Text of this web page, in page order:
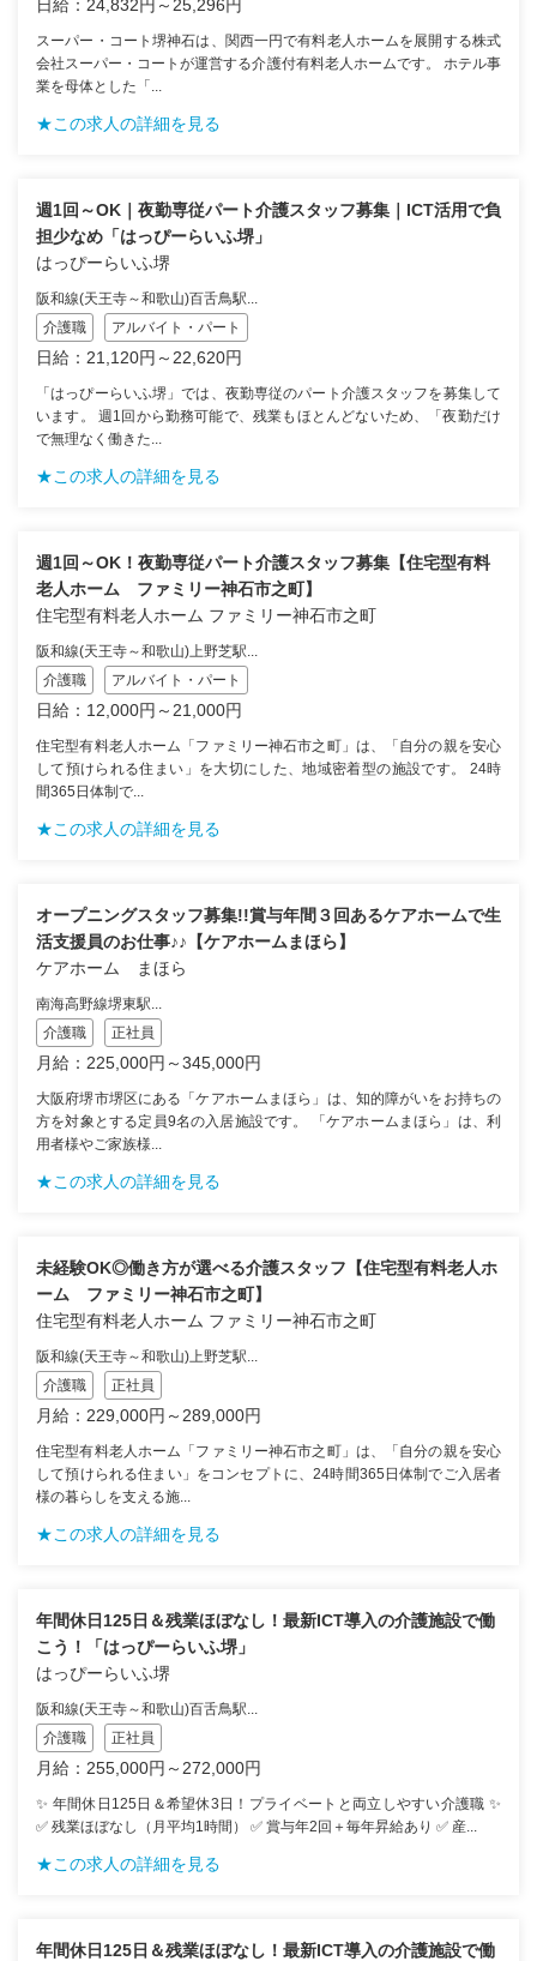
日給：24,832円～25,296円
スーパー・コート堺神石は、関西一円で有料老人ホームを展開する株式
会社スーパー・コートが運営する介護付有料老人ホームです。 ホテル事
業を母体とした「...
★この求人の詳細を見る
週1回～OK｜夜勤専従パート介護スタッフ募集｜ICT活用で負
担少なめ「はっぴーらいふ堺」
はっぴーらいふ堺
阪和線(天王寺～和歌山)百舌鳥駅...
介護職
アルバイト・パート
日給：21,120円～22,620円
「はっぴーらいふ堺」では、夜勤専従のパート介護スタッフを募集して
います。 週1回から勤務可能で、残業もほとんどないため、「夜勤だけ
で無理なく働きた...
★この求人の詳細を見る
週1回～OK！夜勤専従パート介護スタッフ募集【住宅型有料
老人ホーム ファミリー神石市之町】
住宅型有料老人ホーム ファミリー神石市之町
阪和線(天王寺～和歌山)上野芝駅...
介護職
アルバイト・パート
日給：12,000円～21,000円
住宅型有料老人ホーム「ファミリー神石市之町」は、「自分の親を安心
して預けられる住まい」を大切にした、地域密着型の施設です。 24時
間365日体制で...
★この求人の詳細を見る
オープニングスタッフ募集!!賞与年間３回あるケアホームで生
活支援員のお仕事♪♪【ケアホームまほら】
ケアホーム まほら
南海高野線堺東駅...
介護職
正社員
月給：225,000円～345,000円
大阪府堺市堺区にある「ケアホームまほら」は、知的障がいをお持ちの
方を対象とする定員9名の入居施設です。 「ケアホームまほら」は、利
用者様やご家族様...
★この求人の詳細を見る
未経験OK◎働き方が選べる介護スタッフ【住宅型有料老人ホ
ーム ファミリー神石市之町】
住宅型有料老人ホーム ファミリー神石市之町
阪和線(天王寺～和歌山)上野芝駅...
介護職
正社員
月給：229,000円～289,000円
住宅型有料老人ホーム「ファミリー神石市之町」は、「自分の親を安心
して預けられる住まい」をコンセプトに、24時間365日体制でご入居者
様の暮らしを支える施...
★この求人の詳細を見る
年間休日125日＆残業ほぼなし！最新ICT導入の介護施設で働
こう！「はっぴーらいふ堺」
はっぴーらいふ堺
阪和線(天王寺～和歌山)百舌鳥駅...
介護職
正社員
月給：255,000円～272,000円
✨ 年間休日125日＆希望休3日！プライベートと両立しやすい介護職 ✨
✅ 残業ほぼなし（月平均1時間） ✅ 賞与年2回＋毎年昇給あり ✅ 産...
★この求人の詳細を見る
年間休日125日＆残業ほぼなし！最新ICT導入の介護施設で働